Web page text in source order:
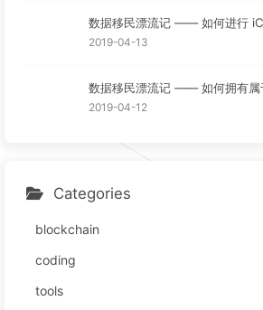
数据移民漂流记 —— 如何进行
2019-04-13
数据移民漂流记 —— 如何拥有属
2019-04-12
Categories
blockchain
coding
tools